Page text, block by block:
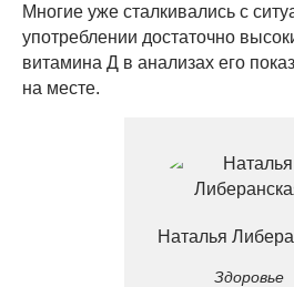
Многие уже сталкивались с
употреблении достаточно
витамина Д в анализах его
на месте.
Наталья
Здоровье